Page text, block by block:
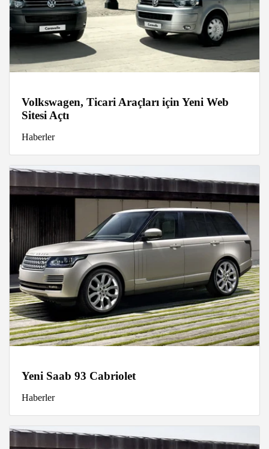
Volkswagen, Ticari Araçları için Yeni Web
Sitesi Açtı
Haberler
Yeni Saab 93 Cabriolet
Haberler